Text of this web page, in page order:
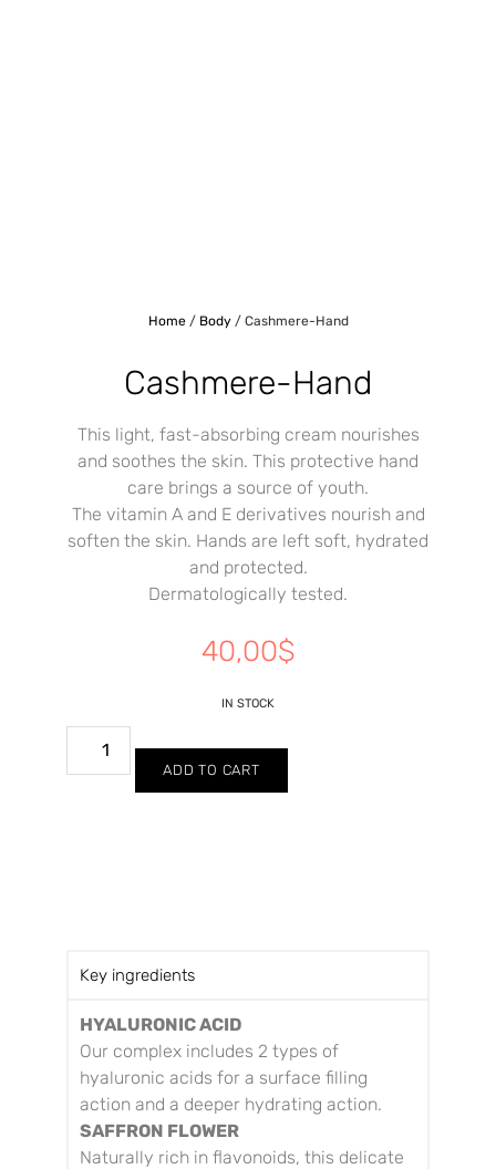
Home/ Body/ Cashmere-Hand
Cashmere-Hand
This light, fast-absorbing cream nourishes
and soothes the skin. This protective hand
care brings a source of youth.
The vitamin A and E derivatives nourish and
soften the skin. Hands are left soft, hydrated
and protected.
Dermatologically tested.
40,00$
IN STOCK
ADD TO CART
Key ingredients
HYALURONIC ACID
Our complex includes 2 types of
hyaluronic acids for a surface filling
action and a deeper hydrating action.
SAFFRON FLOWER
Naturally rich in flavonoids, this delicate